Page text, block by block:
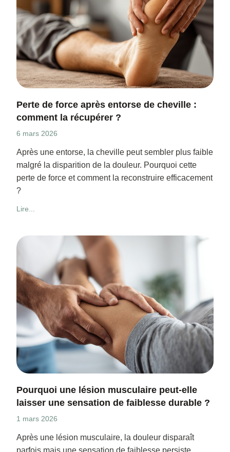
Perte de force après entorse de cheville :
comment la récupérer ?
6 mars 2026
Après une entorse, la cheville peut sembler plus faible
malgré la disparition de la douleur. Pourquoi cette
perte de force et comment la reconstruire efficacement
?
Lire...
Pourquoi une lésion musculaire peut-elle
laisser une sensation de faiblesse durable ?
1 mars 2026
Après une lésion musculaire, la douleur disparaît
parfois mais une sensation de faiblesse persiste.